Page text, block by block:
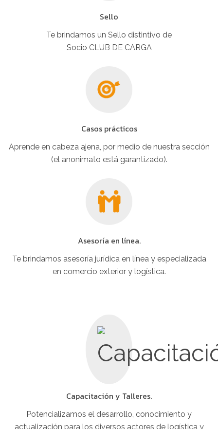
Sello
Te brindamos un Sello distintivo de
Socio CLUB DE CARGA
Casos prácticos
Aprende en cabeza ajena, por medio de nuestra sección
(el anonimato está garantizado).
Asesoría en línea.
Te brindamos asesoría jurídica en línea y especializada
en comercio exterior y logística.
Capacitación y Talleres.
Potencializamos el desarrollo, conocimiento y
actualización para los diversos actores de logística y